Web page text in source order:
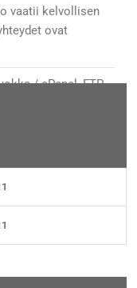
vaatii kelvollisen
ovat
/cPanel,FTP,